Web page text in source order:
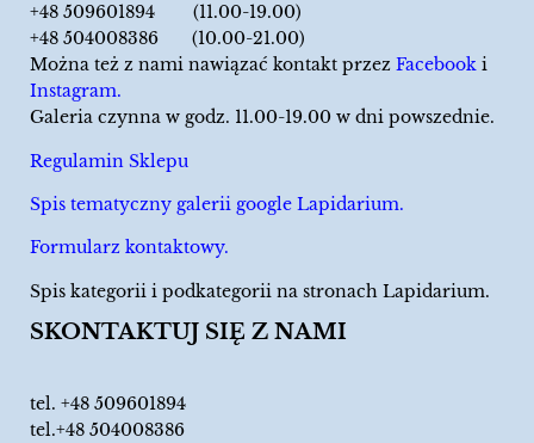
+48 509601894 (11.00-19.00)
+48 504008386 (10.00-21.00)
Można też z nami nawiązać kontakt przez Facebook i
Instagram.
Galeria czynna w godz. 11.00-19.00 w dni powszednie.
Regulamin Sklepu
Spis tematyczny galerii google Lapidarium.
Formularz kontaktowy.
Spis kategorii i podkategorii na stronach Lapidarium.
SKONTAKTUJ SIĘ Z NAMI
tel. +48 509601894
tel.+48 504008386